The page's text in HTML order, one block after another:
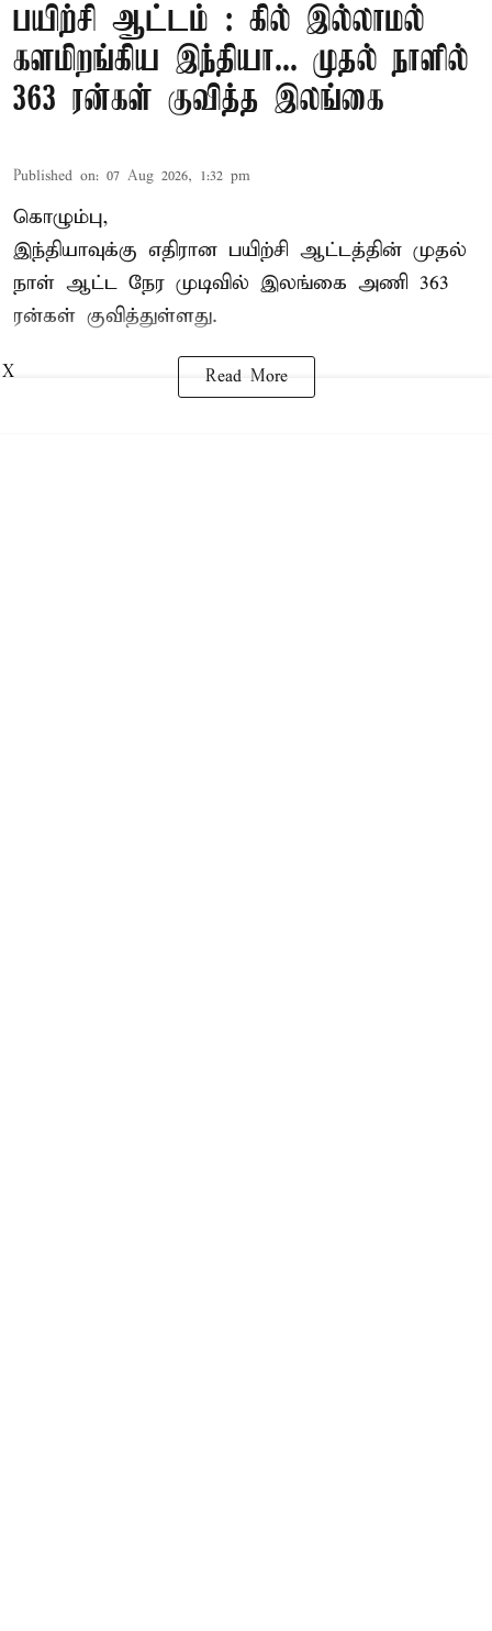
பயிற்சி ஆட்டம் : கில் இல்லாமல்
களமிறங்கிய இந்தியா... முதல் நாளில்
363 ரன்கள் குவித்த இலங்கை
Published on: 07 Aug 2026, 1:32 pm
கொழும்பு,
இந்தியாவுக்கு எதிரான பயிற்சி ஆட்டத்தின் முதல்
நாள் ஆட்ட நேர முடிவில் இலங்கை அணி 363
ரன்கள் குவித்துள்ளது.
Read More
X